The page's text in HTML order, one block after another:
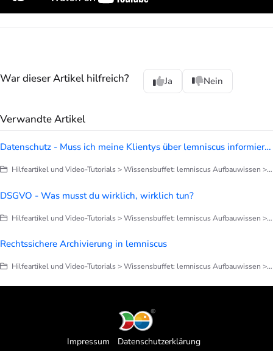
War dieser Artikel hilfreich? Ja Nein
Verwandte Artikel
Datenschutz - Muss ich meine Klientys über lemniscus informieren?
Hilfeartikel und Video-Tutorials > Wissensbuffet: lemniscus Aufbauwissen > Sicherheit
DSGVO - Was musst du wirklich, wirklich tun?
Hilfeartikel und Video-Tutorials > Wissensbuffet: lemniscus Aufbauwissen > Sicherheit
Rechtssichere Archivierung in lemniscus
Hilfeartikel und Video-Tutorials > Wissensbuffet: lemniscus Aufbauwissen > Sicherheit
Impressum Datenschutzerklärung